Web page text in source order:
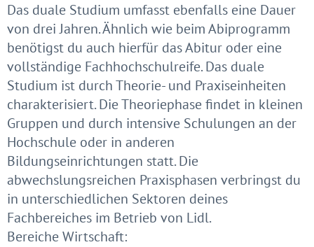
Das duale Studium umfasst ebenfalls eine Dauer
von drei Jahren. Ähnlich wie beim Abiprogramm
benötigst du auch hierfür das Abitur oder eine
vollständige Fachhochschulreife. Das duale
Studium ist durch Theorie- und Praxiseinheiten
charakterisiert. Die Theoriephase findet in kleinen
Gruppen und durch intensive Schulungen an der
Hochschule oder in anderen
Bildungseinrichtungen statt. Die
abwechslungsreichen Praxisphasen verbringst du
in unterschiedlichen Sektoren deines
Fachbereiches im Betrieb von Lidl.
Bereiche Wirtschaft: